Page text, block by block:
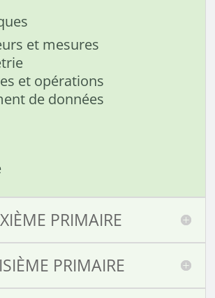
et mesures
et opérations
de données
PRIMAIRE
PRIMAIRE